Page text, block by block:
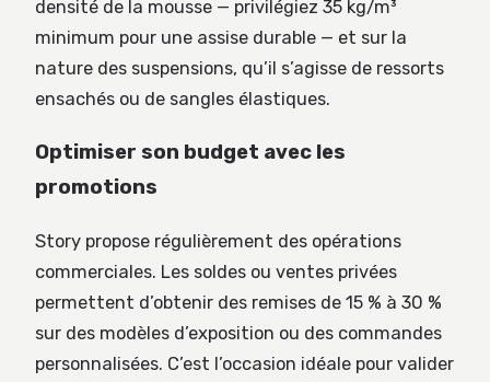
densité de la mousse — privilégiez 35 kg/m³
minimum pour une assise durable — et sur la
nature des suspensions, qu’il s’agisse de ressorts
ensachés ou de sangles élastiques.
Optimiser son budget avec les
promotions
Story propose régulièrement des opérations
commerciales. Les soldes ou ventes privées
permettent d’obtenir des remises de 15 % à 30 %
sur des modèles d’exposition ou des commandes
personnalisées. C’est l’occasion idéale pour valider